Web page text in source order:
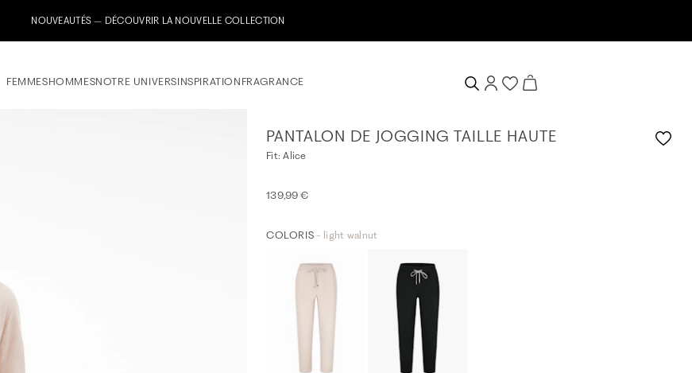
Inscrivez-vous maintenant à notre newsletter & recevez un bon de bienvenue de 10%
FEMMESHOMMESNOTRE UNIVERSINSPIRATION FRAGRANCE
PANTALON DE JOGGING TAILLE HAUTE
Fit: Alice
139,99 €
COLORIS - light walnut